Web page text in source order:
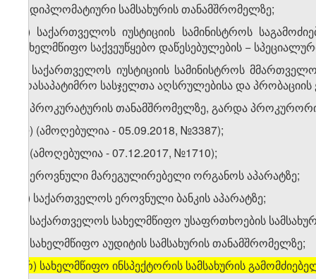
ზ) დიპლომატიური სამსახურის თანამშრომელზე;
თ) საქართველოს იუსტიციის სამინისტროს
სახელმწიფო საქვეუწყებო დაწესებულების −
ი) საქართველოს იუსტიციის სამინისტროს
არასაპატიმრო სასჯელთა აღსრულებისა და
კ) პროკურატურის თანამშრომელზე, გარდა
ლ) (ამოღებულია - 05.09.2018, №3387);
მ) (ამოღებულია - 07.12.2017, №1710);
ნ) ეროვნული მარეგულირებელი ორგანოს აპარატზე;
ო) საქართველოს ეროვნული ბანკის აპარატზე;
პ) საქართველოს სახელმწიფო უსაფრთხოების
ჟ) სახელმწიფო აუდიტის სამსახურის თანამშრომელზე;
რ) სახელმწიფო ინსპექტორის სამსახურის